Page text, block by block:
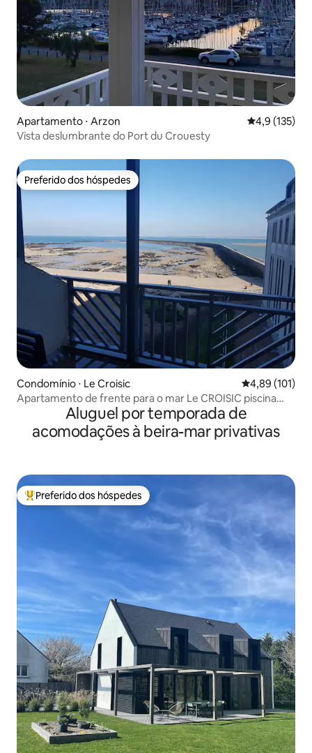
Apartamento ⋅ Arzon 4,9 de uma
4,9 (135)
Vista deslumbrante do Port du Crouesty
Preferido dos hóspedes
Preferido dos hóspedes
Condomínio ⋅ Le Croisic 4,89 de uma
4,89 (101)
Apartamento de frente para o mar Le CROISIC piscina
Aluguel por temporada de
acomodações à beira-mar privativas
Entre os melhores preferidos dos hóspedes
Preferido dos hóspedes